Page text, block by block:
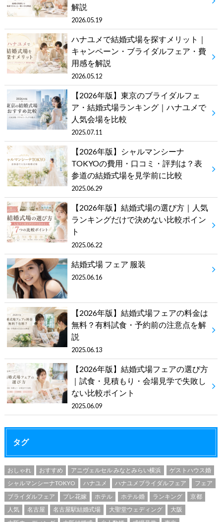
解説
2026.05.19
ハナユメで結婚式場を探すメリット｜
キャンペーン・ブライダルフェア・費
用感を解説
2026.05.12
【2026年版】東京のブライダルフェ
ア・結婚式場ランキング｜ハナユメで
人気会場を比較
2025.07.11
【2026年版】シャルマンシーナ
TOKYOの費用・口コミ・評判は？表
参道の結婚式場を見学前に比較
2025.06.29
【2026年版】結婚式場の選び方｜人気
ランキングだけで決めない比較ポイン
ト
2025.06.22
結婚式場 フェア 服装
2025.06.16
【2026年版】結婚式場フェアの料金は
無料？有料試食・予約前の注意点を解
説
2025.06.13
【2026年版】結婚式場フェアの選び方
｜試食・見積もり・会場見学で失敗し
ない比較ポイント
2025.06.09
タグ
おしゃれ おすすめ アニヴェルセル みなとみらい横浜
ゲストハウス婚
シャルマンシーナTOKYO
ハナユメ ハナユメブライダルフェア
フェア
ブライダルフェア
プレ花嫁 ホテル ホテル婚 ランキング
京都
人気
名古屋 名古屋駅結婚式場 大聖堂ウェディング
大阪